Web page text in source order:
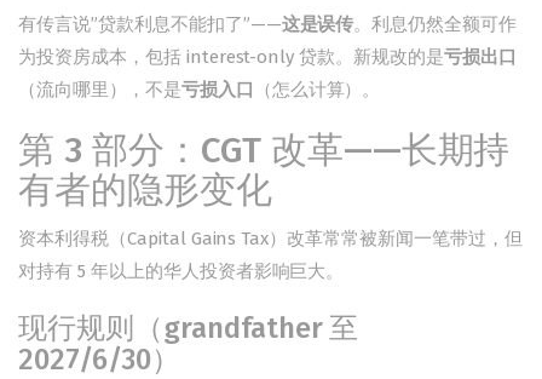
有传言说”贷款利息不能扣了”——这是误传。利息仍然全额可作
为投资房成本，包括 interest-only 贷款。新规改的是亏损出口
（流向哪里），不是亏损入口 （怎么计算）。
第 3 部分：CGT 改革——长期持
有者的隐形变化
资本利得税（Capital Gains Tax）改革常常被新闻一笔带过，但
对持有 5 年以上的华人投资者影响巨大。
现行规则（grandfather 至
2027/6/30）